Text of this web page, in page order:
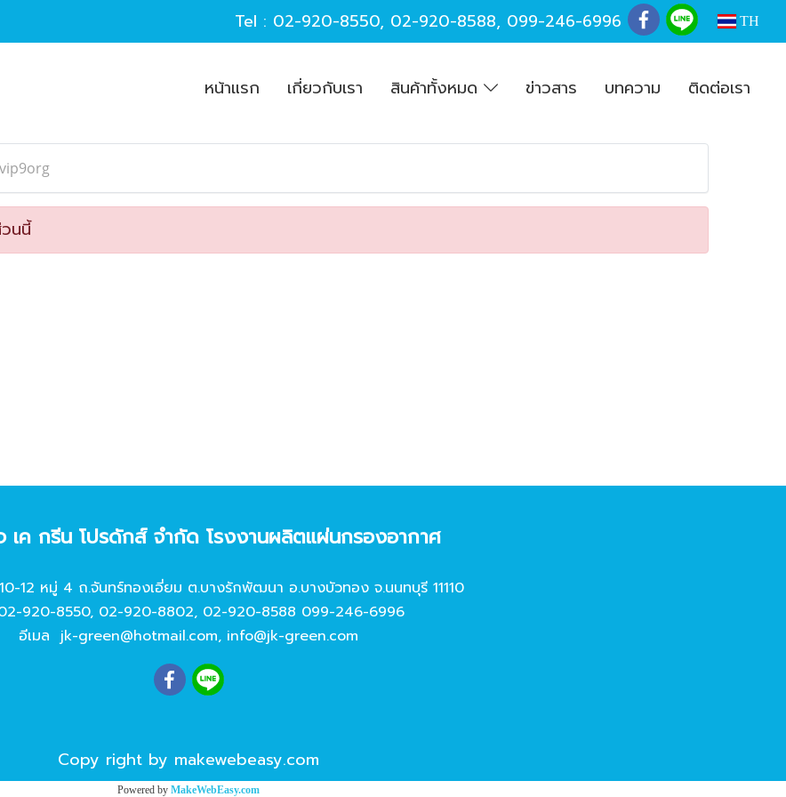
Tel : 02-920-8550, 02-920-8588, 099-246-6996 TH
หน้าแรก เกี่ยวกับเรา สินค้าทั้งหมด ข่าวสาร บทความ ติดต่อเรา
นนี้
เค กรีน โปรดักส์ จํากัด โรงงานผลิตแผ่นกรองอากาศ
12 หมู่ 4 ถ.จันทร์ทองเอี่ยม ต.บางรักพัฒนา อ.บางบัวทอง จ.นนทบุรี 11110
920-8550, 02-920-8802, 02-920-8588 099-246-6996
อีเมล jk-green@hotmail.com, info@jk-green.com
Copy right by makewebeasy.com
Powered by MakeWebEasy.com